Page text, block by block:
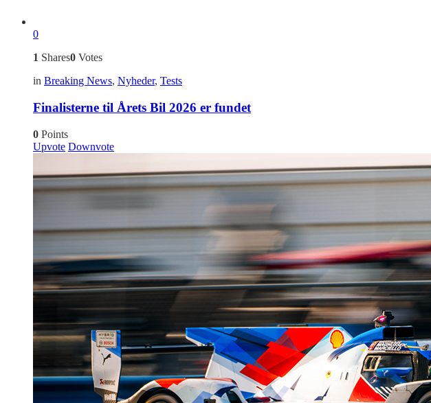
0
1 Shares0 Votes
in Breaking News, Nyheder, Tests
Finalisterne til Årets Bil 2026 er fundet
0 Points
Upvote Downvote